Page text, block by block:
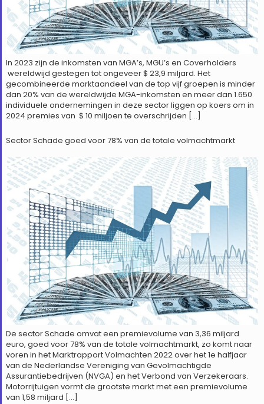
In 2023 zijn de inkomsten van MGA’s, MGU’s en Coverholders
wereldwijd gestegen tot ongeveer $ 23,9 miljard. Het
gecombineerde marktaandeel van de top vijf groepen is minder
dan 20% van de wereldwijde MGA-inkomsten en meer dan 1.650
individuele ondernemingen in deze sector liggen op koers om in
2024 premies van $ 10 miljoen te overschrijden […]
Sector Schade goed voor 78% van de totale volmachtmarkt
De sector Schade omvat een premievolume van 3,36 miljard
euro, goed voor 78% van de totale volmachtmarkt, zo komt naar
voren in het Marktrapport Volmachten 2022 over het 1e halfjaar
van de Nederlandse Vereniging van Gevolmachtigde
Assurantiebedrijven (NVGA) en het Verbond van Verzekeraars.
Motorrijtuigen vormt de grootste markt met een premievolume
van 1,58 miljard […]